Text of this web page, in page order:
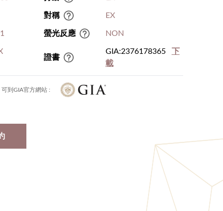
對稱 EX
螢光反應 NON
證書
GIA:2376178365
下
載
到GIA官方網站 :